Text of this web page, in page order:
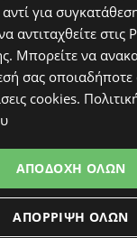
για
αντιταχθείτε στις
. Μπορείτε να
σας οποιαδήποτε
cookies.
ΑΠΟΔΟΧΉ ΌΛΩΝ
ΑΠΌΡΡΙΨΗ ΌΛΩΝ